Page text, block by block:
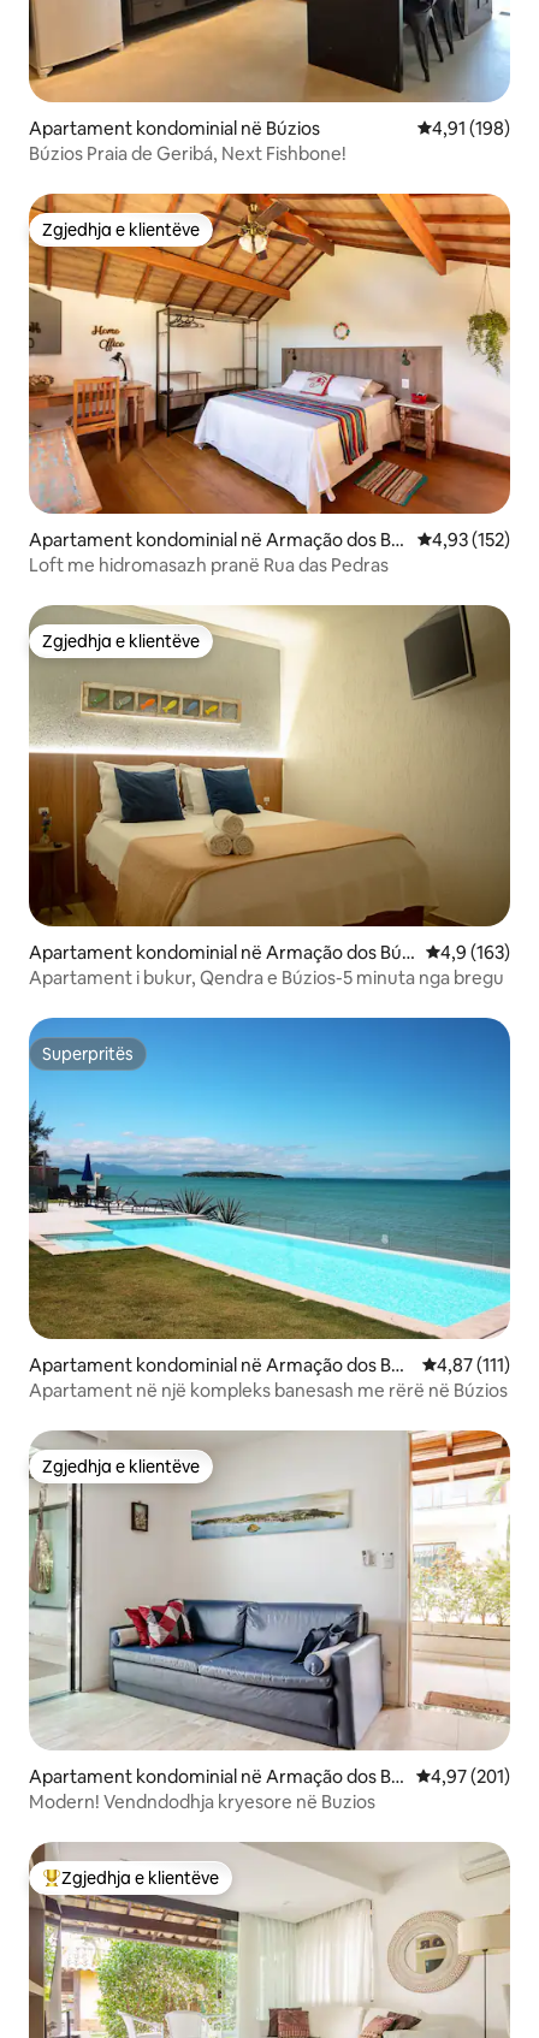
Apartament kondominial në Búzios Vlerësimi
4,91 (198)
Búzios Praia de Geribá, Next Fishbone!
Zgjedhja e klientëve
Zgjedhja e klientëve
Apartament kondominial në Armação dos Bú
zios
Vlerësimi
4,93 (152)
Loft me hidromasazh pranë Rua das Pedras
Zgjedhja e klientëve
Zgjedhja e klientëve
Apartament kondominial në Armação dos Búzi
os
Vlerësimi
4,9 (163)
Apartament i bukur, Qendra e Búzios-5 minuta nga bregu
Superpritës
Superpritës
Apartament kondominial në Armação dos Búz
ios
Vlerësimi
4,87 (111)
Apartament në një kompleks banesash me rërë në Búzios
Zgjedhja e klientëve
Zgjedhja e klientëve
Apartament kondominial në Armação dos Bú
zios
Vlerësimi
4,97 (201)
Modern! Vendndodhja kryesore në Buzios
Më të mirat e zgjedhjeve të klientëve
Zgjedhja e klientëve